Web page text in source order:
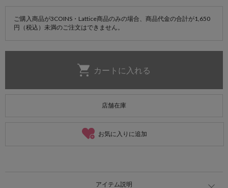
ご購入商品が3COINS・Lattice商品のみの場合、商品代金の合計が1,650
円（税込）未満のご注文はできません。
店舗在庫
お気に入りに追加
アイテム説明